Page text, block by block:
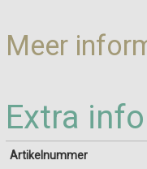
Meer
Extra
Artikelnummer